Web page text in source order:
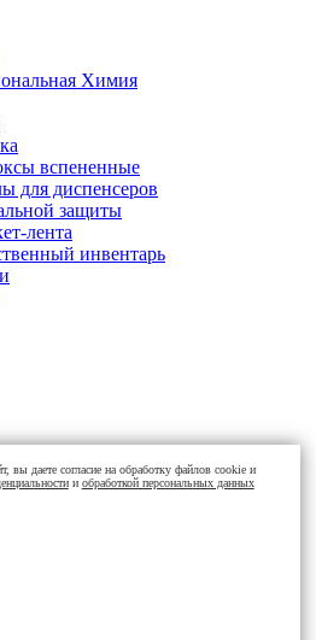
Химия
вспененные
для диспенсеров
защиты
лента
инвентарь
Набережные Челны,
Самара, Пермь, Курган.
Скидки постоянным
вы даете согласие на обработку файлов cookie и
и обработкой персональных данных